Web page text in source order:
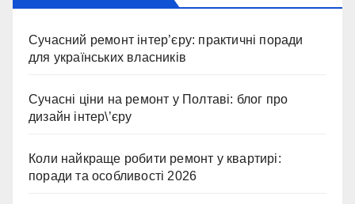
Сучасний ремонт інтер’єру: практичні поради
для українських власників
Сучасні ціни на ремонт у Полтаві: блог про
дизайн інтер\’єру
Коли найкраще робити ремонт у квартирі:
поради та особливості 2026